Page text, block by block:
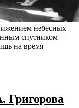
небесных
спутником –
на время
Григорова